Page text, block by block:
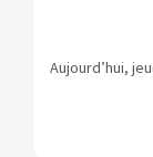
Aujourd’hui,